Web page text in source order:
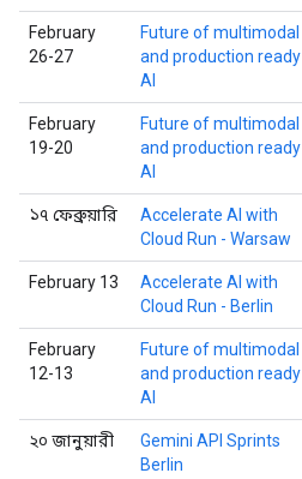
February
26-27
Future of multimodal
and production ready
AI
February
19-20
Future of multimodal
and production ready
AI
১৭ ফেব্রুয়ারি
Accelerate AI with
Cloud Run - Warsaw
February 13
Accelerate AI with
Cloud Run - Berlin
February
12-13
Future of multimodal
and production ready
AI
২০ জানুয়ারী
Gemini API Sprints
Berlin